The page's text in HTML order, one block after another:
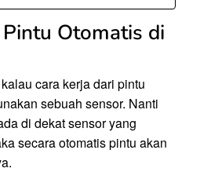
Otomatis di
cara kerja dari pintu
sebuah sensor. Nanti
di dekat sensor yang
secara otomatis pintu akan